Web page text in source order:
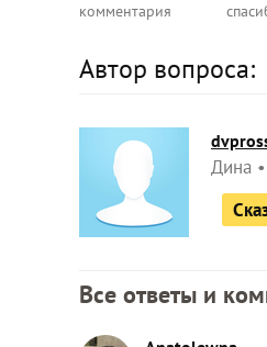
комментария
Автор вопроса:
Дина
Все ответы и